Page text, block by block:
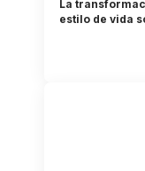
La
estilo de vida